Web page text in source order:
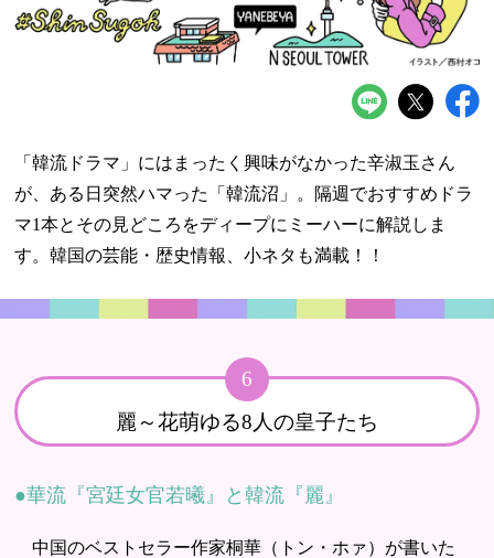
「韓流ドラマ」にはまったく興味がなかった辛淑玉さん
が、ある日突然ハマった「韓流沼」。隔週でおすすめドラ
マ1本とその見どころをディープにミーハーに解説しま
す。韓国の芸能・歴史情報、小ネタも満載！！
6
麗～花萌ゆる8人の皇子たち
華流『宮廷女官若曦』と韓流『麗』
中国のベストセラー作家桐華（トン・ホァ）が書いた